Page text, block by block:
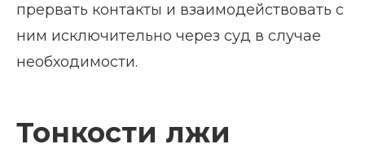
прервать контакты и взаимодействовать с
ним исключительно через суд в случае
необходимости.
Тонкости лжи